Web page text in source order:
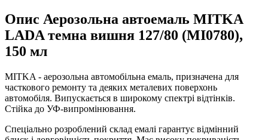
Опис Аерозольна автоемаль MITKA
LADA темна вишня 127/80 (MI0780),
150 мл
MITKA - аерозольна автомобільна емаль, призначена для
часткового ремонту та деяких металевих поверхонь
автомобіля. Випускається в широкому спектрі відтінків.
Стійка до УФ-випромінювання.
Спеціально розроблений склад емалі гарантує відмінний